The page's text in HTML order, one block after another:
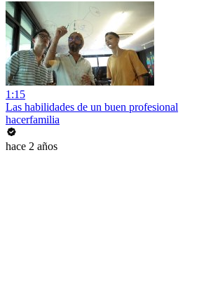
1:15
Las habilidades de un buen profesional
hacerfamilia
hace 2 años